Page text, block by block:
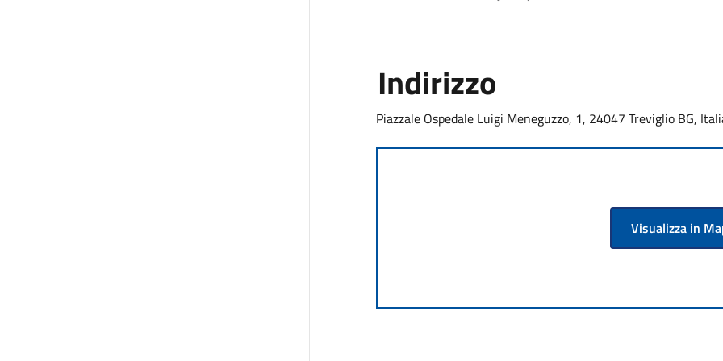
Indirizzo
Piazzale Ospedale Luigi Meneguzzo, 1, 24047 Treviglio BG,
Visualizza in